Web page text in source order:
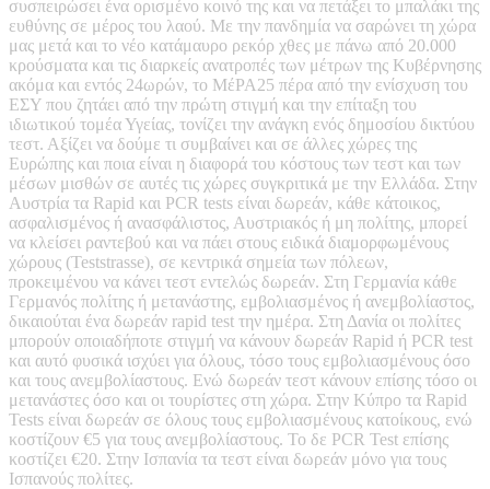
συσπειρώσει ένα ορισμένο κοινό της και να πετάξει το μπαλάκι της
ευθύνης σε μέρος του λαού. Με την πανδημία να σαρώνει τη χώρα
μας μετά και το νέο κατάμαυρο ρεκόρ χθες με πάνω από 20.000
κρούσματα και τις διαρκείς ανατροπές των μέτρων της Κυβέρνησης
ακόμα και εντός 24ωρών, το ΜέΡΑ25 πέρα από την ενίσχυση του
ΕΣΥ που ζητάει από την πρώτη στιγμή και την επίταξη του
ιδιωτικού τομέα Υγείας, τονίζει την ανάγκη ενός δημοσίου δικτύου
τεστ. Αξίζει να δούμε τι συμβαίνει και σε άλλες χώρες της
Ευρώπης και ποια είναι η διαφορά του κόστους των τεστ και των
μέσων μισθών σε αυτές τις χώρες συγκριτικά με την Ελλάδα. Στην
Αυστρία τα Rapid και PCR tests είναι δωρεάν, κάθε κάτοικος,
ασφαλισμένος ή ανασφάλιστος, Αυστριακός ή μη πολίτης, μπορεί
να κλείσει ραντεβού και να πάει στους ειδικά διαμορφωμένους
χώρους (Teststrasse), σε κεντρικά σημεία των πόλεων,
προκειμένου να κάνει τεστ εντελώς δωρεάν. Στη Γερμανία κάθε
Γερμανός πολίτης ή μετανάστης, εμβολιασμένος ή ανεμβολίαστος,
δικαιούται ένα δωρεάν rapid test την ημέρα. Στη Δανία οι πολίτες
μπορούν οποιαδήποτε στιγμή να κάνουν δωρεάν Rapid ή PCR test
και αυτό φυσικά ισχύει για όλους, τόσο τους εμβολιασμένους όσο
και τους ανεμβολίαστους. Ενώ δωρεάν τεστ κάνουν επίσης τόσο οι
μετανάστες όσο και οι τουρίστες στη χώρα. Στην Κύπρο τα Rapid
Tests είναι δωρεάν σε όλους τους εμβολιασμένους κατοίκους, ενώ
κοστίζουν €5 για τους ανεμβολίαστους. Το δε PCR Test επίσης
κοστίζει €20. Στην Ισπανία τα τεστ είναι δωρεάν μόνο για τους
Ισπανούς πολίτες.